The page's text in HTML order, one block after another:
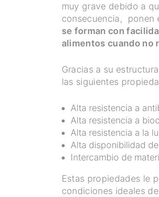
muy grave debido a
consecuencia, ponen
se forman con
alimentos cuando no
Gracias a su
las siguientes
Alta resistencia a
Alta resistencia a
Alta resistencia a la
Alta disponibilidad
Intercambio de
Estas propiedades le
condiciones ideales